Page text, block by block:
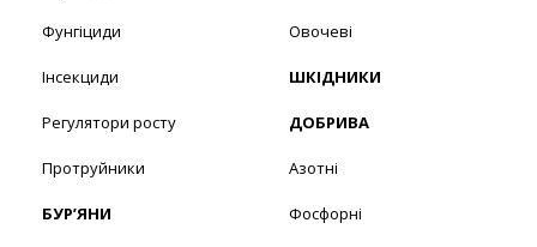
Фунгіциди
Інсекциди
Регулятори росту
Протруйники
БУР’ЯНИ
Овочеві
ШКІДНИКИ
ДОБРИВА
Азотні
Фосфорні